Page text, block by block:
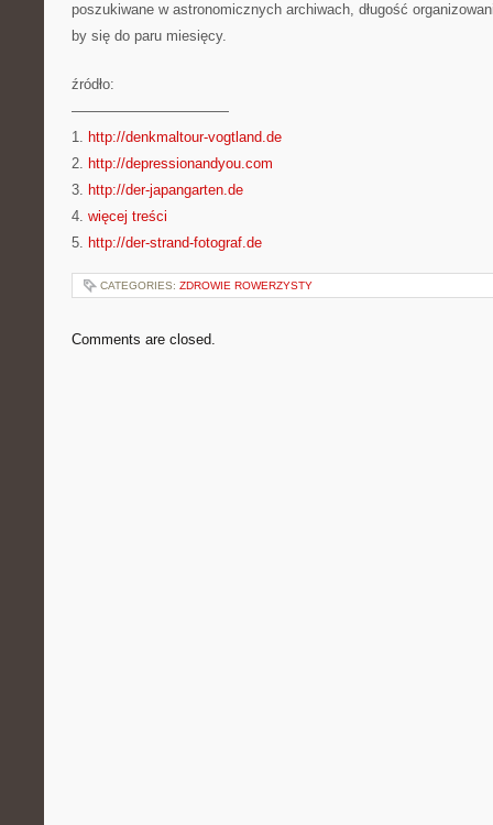
poszukiwane w astronomicznych archiwach, długość
by się do paru miesięcy.
źródło:
———————————
1. http://denkmaltour-vogtland.de
2. http://depressionandyou.com
3. http://der-japangarten.de
4. więcej treści
5. http://der-strand-fotograf.de
CATEGORIES: ZDROWIE ROWERZYSTY
Comments are closed.